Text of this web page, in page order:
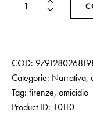
COD:
Categorie: Narrativa,
Tag: firenze, omicidio
Product ID: 10110